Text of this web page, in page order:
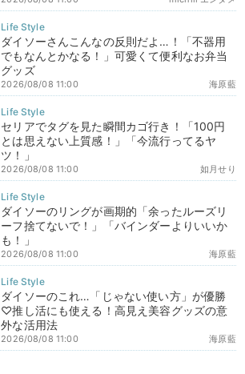
ダイソーさんこんなの反則だよ…！「不器用
でもなんとかなる！」可愛くて便利なお弁当
グッズ
海原藍
2026/08/08 11:00
セリアでタグを見た瞬間カゴ行き！「100円
とは思えない上質感！」「今流行ってるヤ
ツ！」
如月せり
2026/08/08 11:00
ダイソーのリングが画期的「余ったルーズリ
ーフ捨てないで！」「バインダーよりいいか
も！」
海原藍
2026/08/08 11:00
ダイソーのこれ…「じゃない使い方」が優勝
♡推し活にも使える！高見え美容グッズの意
外な活用法
海原藍
2026/08/08 11:00